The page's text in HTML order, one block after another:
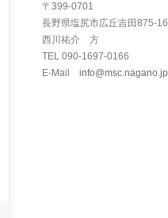
〒399-0701
長野県塩尻市広丘吉田875-16
西川祐介 方
TEL 090-1697-0166
E-Mailinfo@msc.nagano.jp